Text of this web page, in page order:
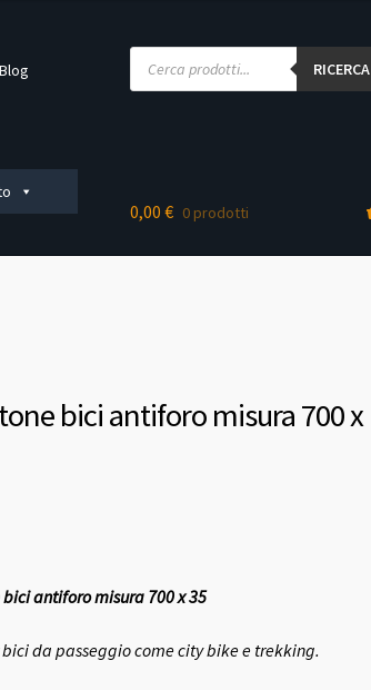
Blog
Products
search RICERCA
0,00 € 0 prodotti
bici antiforo misura 700 x
antiforo misura 700 x 35
da passeggio come city bike e trekking.